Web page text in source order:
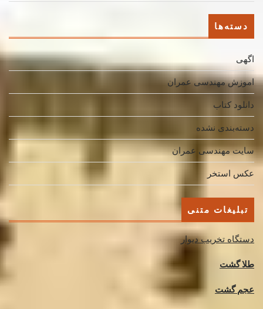
دسته‌ها
اگهی
اموزش مهندسی عمران
دانلود کتاب
دسته‌بندی نشده
سایت مهندسی عمران
عکس استخر
تبلیغات متنی
دستگاه تخریب دیوار
طلا گشت
عجم گشت